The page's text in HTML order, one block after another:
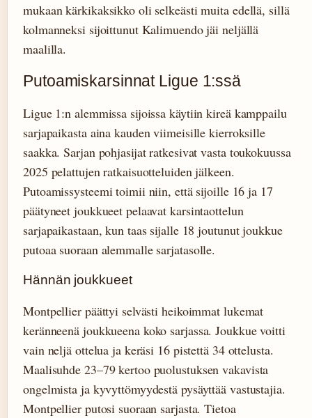
mukaan kärkikaksikko oli selkeästi muita edellä, sillä
kolmanneksi sijoittunut Kalimuendo jäi neljällä
maalilla.
Putoamiskarsinnat Ligue 1:ssä
Ligue 1:n alemmissa sijoissa käytiin kireä kamppailu
sarjapaikasta aina kauden viimeisille kierroksille
saakka. Sarjan pohjasijat ratkesivat vasta toukokuussa
2025 pelattujen ratkaisuotteluiden jälkeen.
Putoamissysteemi toimii niin, että sijoille 16 ja 17
päätyneet joukkueet pelaavat karsintaottelun
sarjapaikastaan, kun taas sijalle 18 joutunut joukkue
putoaa suoraan alemmalle sarjatasolle.
Hännän joukkueet
Montpellier päättyi selvästi heikoimmat lukemat
keränneenä joukkueena koko sarjassa. Joukkue voitti
vain neljä ottelua ja keräsi 16 pistettä 34 ottelusta.
Maalisuhde 23–79 kertoo puolustuksen vakavista
ongelmista ja kyvyttömyydestä pysäyttää vastustajia.
Montpellier putosi suoraan sarjasta. Tietoa